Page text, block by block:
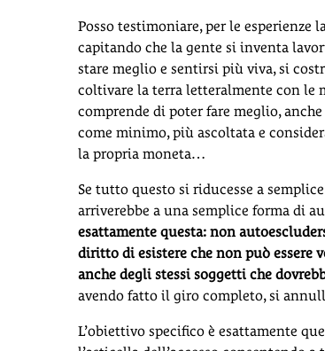
Posso testimoniare, per le
capitando che la gente si inventa
stare meglio e sentirsi più viva, si
coltivare la terra letteralmente con le
comprende di poter fare meglio,
come minimo, più ascoltata e
la propria moneta…
Se tutto questo si riducesse a
arriverebbe a una semplice forma di
esattamente questa: non
diritto di esistere che non può essere
anche degli stessi soggetti che
avendo fatto il giro completo, si
L’obiettivo specifico è esattamente